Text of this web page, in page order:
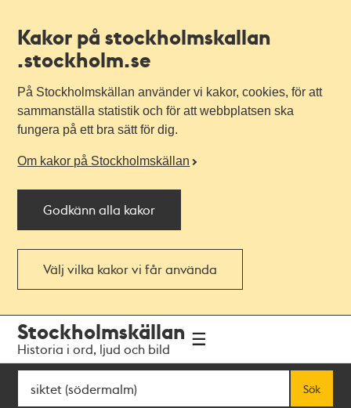
Kakor på stockholmskallan
.stockholm.se
På Stockholmskällan använder vi kakor, cookies, för att
sammanställa statistik och för att webbplatsen ska
fungera på ett bra sätt för dig.
Om kakor på Stockholmskällan
Godkänn alla kakor
Välj vilka kakor vi får använda
navigationen
huvudinnehållet
Stockholmskällan
Historia i ord, ljud och bild
Sök
Sök